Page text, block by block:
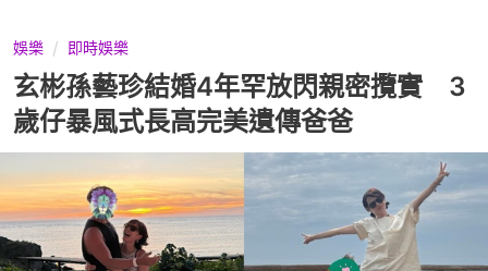
娛樂 即時娛樂
玄彬孫藝珍結婚4年罕放閃親密攬實 3
歲仔暴風式長高完美遺傳爸爸